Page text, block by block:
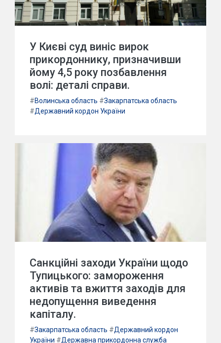
У Києві суд виніс вирок
прикордоннику, призначивши
йому 4,5 року позбавлення
волі: деталі справи.
#Волинська область #Закарпатська область
#Державний кордон України
Санкційні заходи України щодо
Тупицького: замороження
активів та вжиття заходів для
недопущення виведення
капіталу.
#Закарпатська область #Державний кордон
України #Державна прикордонна служба